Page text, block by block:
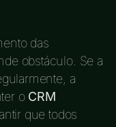
das
obstáculo. Se a
a
o CRM
que todos